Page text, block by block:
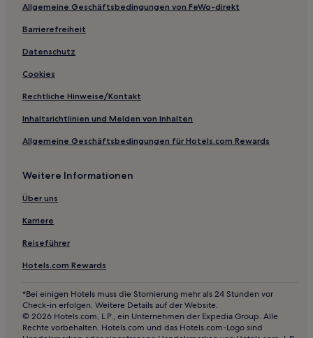
Turiz Hotels
Hotels nahe Guimarães Sporthalle
São Pedro e São Mamede Hotels
Brufe Hotels
São Pedro Fins Hotels
Hotels nahe Bahnhof Estação Ferroviária Guimarães
Guilhofrei Hotels
São João do Souto Hotels
Areias Hotels
Garfe Hotels
São Mamede Hotels
Valdosende Hotels
Ceara Hotels
Pico Hotels
Sobradelo da Goma Hotels
Allgemeine Geschäftsbedingungen von FeWo-direkt
Barrierefreiheit
Datenschutz
Cookies
Rechtliche Hinweise/Kontakt
Inhaltsrichtlinien und Melden von Inhalten
Allgemeine Geschäftsbedingungen für Hotels.com Rewards
Weitere Informationen
Über uns
Karriere
Reiseführer
Hotels.com Rewards
*Bei einigen Hotels muss die Stornierung mehr als 24 Stunden vor
Check-in erfolgen. Weitere Details auf der Website.
© 2026 Hotels.com, L.P., ein Unternehmen der Expedia Group. Alle
Rechte vorbehalten. Hotels.com und das Hotels.com-Logo sind